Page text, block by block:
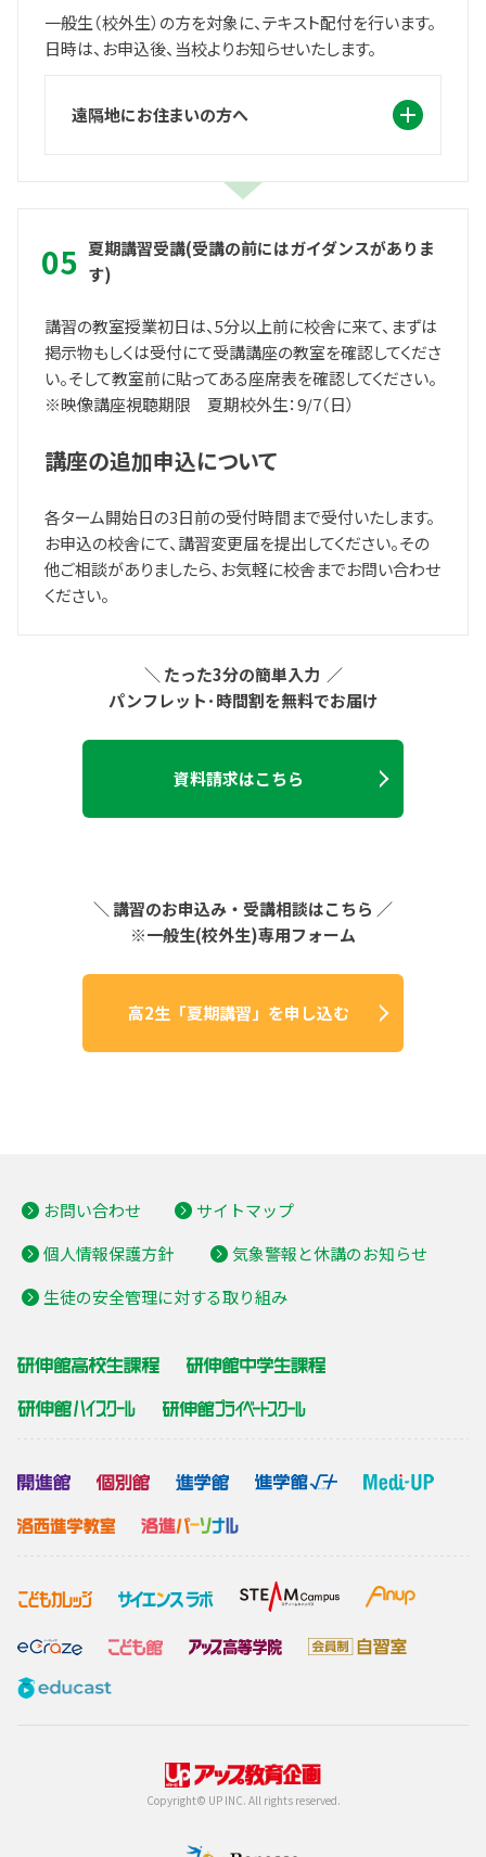
一般生（校外生）の方を対象に、テキスト配付を行います。
日時は、お申込後、当校よりお知らせいたします。
遠隔地にお住まいの方へ
夏期講習受講(受講の前にはガイダンスがありま
す)
講習の教室授業初日は、5分以上前に校舎に来て、まずは
掲示物もしくは受付にて受講講座の教室を確認してくださ
い。そして教室前に貼ってある座席表を確認してください。
※映像講座視聴期限 夏期校外生：9/7（日）
講座の追加申込について
各ターム開始日の3日前の受付時間まで受付いたします。
お申込の校舎にて、講習変更届を提出してください。その
他ご相談がありましたら、お気軽に校舎までお問い合わせ
ください。
＼ たった3分の簡単入力 ／
パンフレット･時間割を無料でお届け
資料請求はこちら
＼ 講習のお申込み・受講相談はこちら ／
※一般生(校外生)専用フォーム
高2生「夏期講習」を申し込む
お問い合わせ
サイトマップ
個人情報保護方針
気象警報と休講のお知らせ
生徒の安全管理に対する取り組み
Copyright© UP INC. All rights reserved.